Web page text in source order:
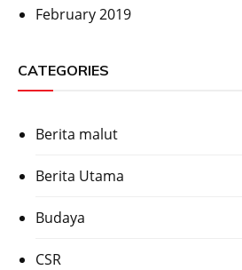
February 2019
CATEGORIES
Berita malut
Berita Utama
Budaya
CSR